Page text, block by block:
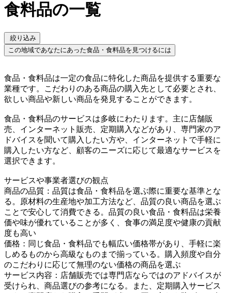
食料品の一覧
絞り込み
この地域であなたにあった食品・食料品を見つけるには
食品・食料品は一定の食品に特化した商品を提供する重要な
業種です。こだわりのある商品の購入先として必要とされ、
欲しい商品や新しい商品を発見することができます。
食品・食料品のサービスは多岐にわたります。主に店舗販
売、インターネット販売、定期購入などがあり、専門家のア
ドバイスを聞いて購入したい方や、インターネットで手軽に
購入したい方など、顧客のニーズに応じて最適なサービスを
選択できます。
サービスや事業者選びの観点
商品の品質：品質は食品・食料品を選ぶ際に重要な基準とな
る。原材料の生産地や加工方法など、品質の良い商品を選ぶ
ことで安心して消費できる。品質の良い食品・食料品は栄養
価や味が優れていることが多く、食事の満足度や健康の貢献
度も高い
価格：同じ食品・食料品でも幅広い価格帯があり、手軽に楽
しめるものから高級なものまで揃っている。購入頻度や自分
のこだわりに応じて無理のない価格の商品を選ぶ
サービス内容：店舗販売では専門店ならではのアドバイスが
受けられ、商品選びの参考になる。また、定期購入サービス